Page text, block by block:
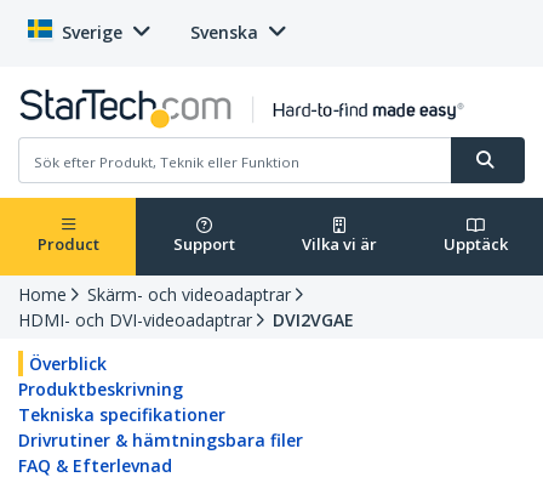
Sverige Svenska
Product Support Vilka vi är Upptäck
Home
Skärm- och videoadaptrar
HDMI- och DVI-videoadaptrar
DVI2VGAE
Överblick
Produktbeskrivning
Tekniska specifikationer
Drivrutiner & hämtningsbara filer
FAQ & Efterlevnad